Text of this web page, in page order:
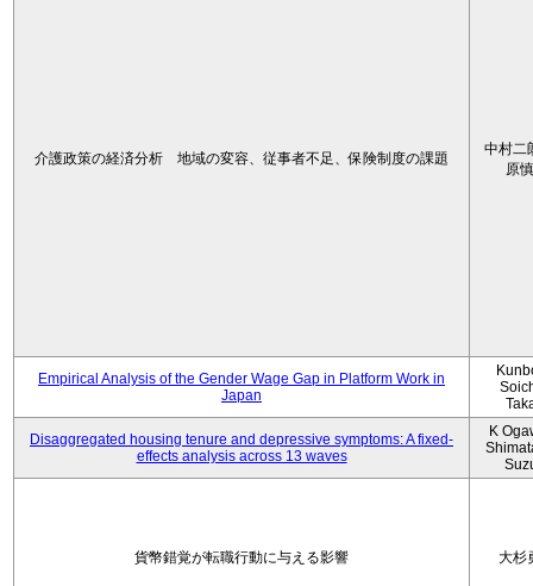
介護政策の経済分析 地域の変容、従事者不足、保険制度の課題
中村二
原
Empirical Analysis of the Gender Wage Gap in Platform Work in
Japan
Disaggregated housing tenure and depressive symptoms: A fixed-
effects analysis across 13 waves
K
貨幣錯覚が転職行動に与える影響 大杉